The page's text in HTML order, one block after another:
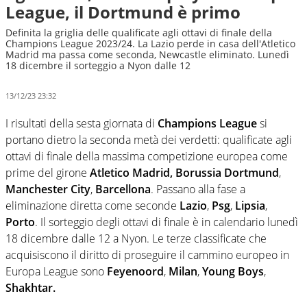
League, il Dortmund è primo
Definita la griglia delle qualificate agli ottavi di finale della
Champions League 2023/24. La Lazio perde in casa dell'Atletico
Madrid ma passa come seconda, Newcastle eliminato. Lunedì
18 dicembre il sorteggio a Nyon dalle 12
13/12/23 23:32
I risultati della sesta giornata di Champions Leaguesi
portano dietro la seconda metà dei verdetti: qualificate agli
ottavi di finale della massima competizione europea come
prime del girone Atletico Madrid, Borussia Dortmund,
Manchester City, Barcellona. Passano alla fase a
eliminazione diretta come seconde Lazio, Psg, Lipsia,
Porto. Il sorteggio degli ottavi di finale è in calendario lunedì
18 dicembre dalle 12 a Nyon. Le terze classificate che
acquisiscono il diritto di proseguire il cammino europeo in
Europa League sono Feyenoord, Milan,Young Boys,
Shakhtar.